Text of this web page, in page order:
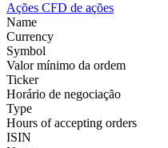
Ações CFD de ações
Name
Currency
Symbol
Valor mínimo da ordem
Ticker
Horário de negociação
Type
Hours of accepting orders
ISIN